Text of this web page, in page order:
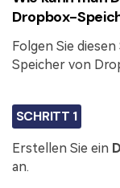
Dropbox-
Folgen Sie
Speicher von
SCHRITT 1
Erstellen Sie ein
an.